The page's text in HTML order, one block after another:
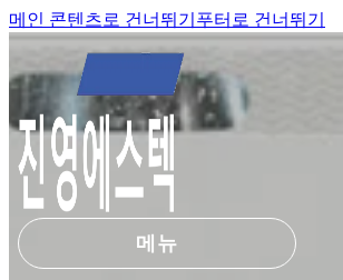
메인 콘텐츠로 건너뛰기 푸터로 건너뛰기
메뉴